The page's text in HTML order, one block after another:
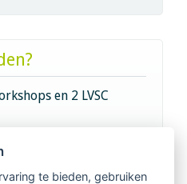
en 2 LVSC
vakgenoten
te bieden, gebruiken